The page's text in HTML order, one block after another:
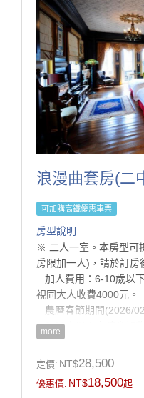
※ 本訂房不得與其它優
※ 持住宿券之貴賓請來
※ 於老英格蘭莊園拍攝
事先來電或來信
攝採每日限量預約管制
● 線上訂房無核銷國旅
為了維護住宿環境的寧
成入住的房客使用。
·非住宿訪客恕不開放
·若有親友需於入住期間
定辦理登記。（會客僅
·感謝您的理解與支持，
的體驗。
房型設施介紹
1. 依入住人數贈晨光早
2. 依入住人數贈精緻晚
3. 客房minibar使用。
4. 刺繡珊瑚絨拖鞋。
5. 點心坊手作甜品。
浪漫曲套房(二
可加購高鐵優惠車票
房型說明
※ 二人一室。本房型可
房限加一人)，請於訂房
加人費用：6-10歲以
視同大人收費4000元。
農曆春節期間(2026/
6-10歲以下之孩童加收
費5000元。
※ 客房約30坪。
※ 為維護住宿品質，本
more
定價: NT$28,500
優惠價: NT$18,500起